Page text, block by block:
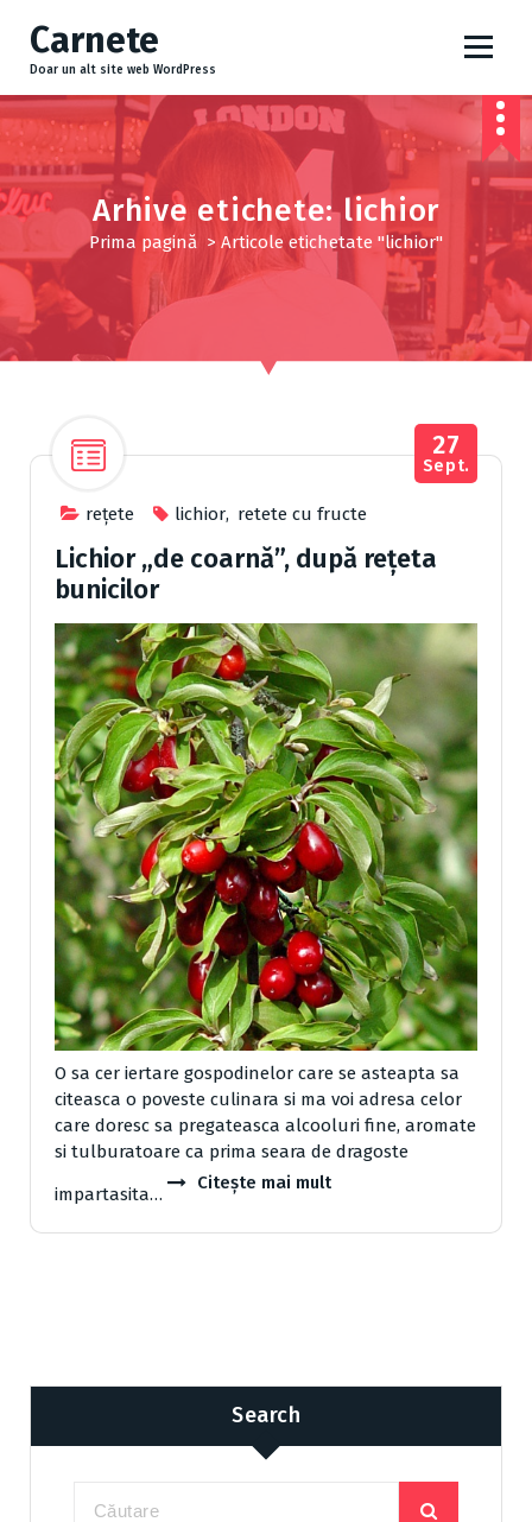
i
l
a
c
o
n
t
Carnete
Doar un alt site web WordPress
Arhive etichete: lichior
Prima pagină > Articole etichetate "lichior"
reţete lichior, retete cu fructe
27
Sept.
Lichior „de coarnă”, după rețeta
bunicilor
O sa cer iertare gospodinelor care se asteapta sa
citeasca o poveste culinara si ma voi adresa celor
care doresc sa pregateasca alcooluri fine, aromate
si tulburatoare ca prima seara de dragoste
impartasita…
Citește mai mult
Search